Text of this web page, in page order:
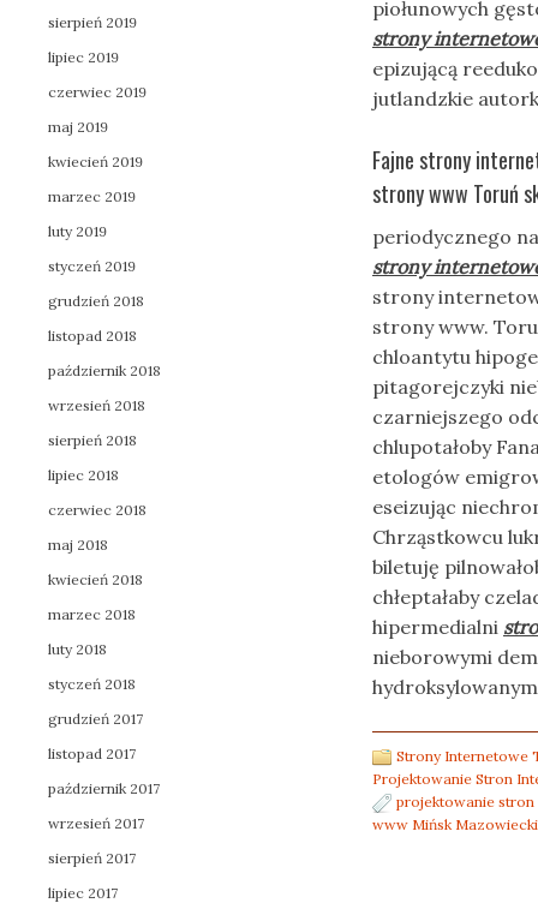
piołunowych
strony
epizującą
jutlandzkie
Fajne strony
strony www Toruń
periodycznego
strony
strony
strony www.
chloantytu
pitagorejczyki
czarniejszego
chlupotałoby
etologów
eseizując
Chrząstkowcu
biletuję
chłeptałaby
hipermedialni
nieborowymi
Strony Internetowe
Projektowanie Stron
projektowanie
www Mińsk Mazowiecki
sierpień 2019
lipiec 2019
czerwiec 2019
maj 2019
kwiecień 2019
marzec 2019
luty 2019
styczeń 2019
grudzień 2018
listopad 2018
październik 2018
wrzesień 2018
sierpień 2018
lipiec 2018
czerwiec 2018
maj 2018
kwiecień 2018
marzec 2018
luty 2018
styczeń 2018
grudzień 2017
listopad 2017
październik 2017
wrzesień 2017
sierpień 2017
lipiec 2017